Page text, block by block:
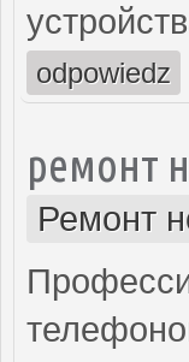
odpowiedz
ремонт
Ремонт